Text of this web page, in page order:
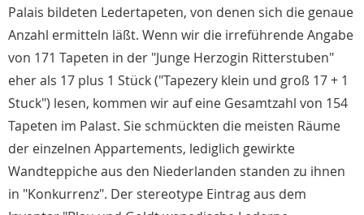
Palais bildeten Ledertapeten, von denen sich die genaue
Anzahl ermitteln läßt. Wenn wir die irreführende Angabe
von 171 Tapeten in der "Junge Herzogin Ritterstuben"
eher als 17 plus 1 Stück ("Tapezery klein und groß 17 + 1
Stuck") lesen, kommen wir auf eine Gesamtzahl von 154
Tapeten im Palast. Sie schmückten die meisten Räume
der einzelnen Appartements, lediglich gewirkte
Wandteppiche aus den Niederlanden standen zu ihnen
in "Konkurrenz". Der stereotype Eintrag aus dem